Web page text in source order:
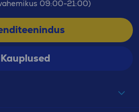
09:00-21:00)
Kauplused